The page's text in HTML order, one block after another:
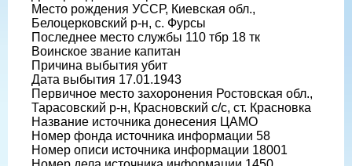
Место рождения УССР, Киевская обл.,
Белоцерковский р-н, с. Фурсы
Последнее место службы 110 тбр 18 тк
Воинское звание капитан
Причина выбытия убит
Дата выбытия 17.01.1943
Первичное место захоронения Ростовская обл.,
Тарасовский р-н, Красновский с/с, ст. Красновка
Название источника донесения ЦАМО
Номер фонда источника информации 58
Номер описи источника информации 18001